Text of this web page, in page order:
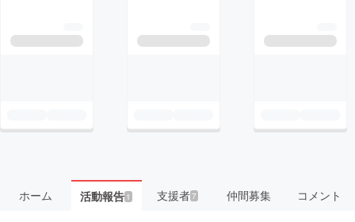
ホーム 活動報告1 支援者7 仲間募集 コメント